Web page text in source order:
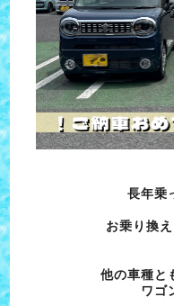
長年乗
お乗り換
他の車種と
ワゴ